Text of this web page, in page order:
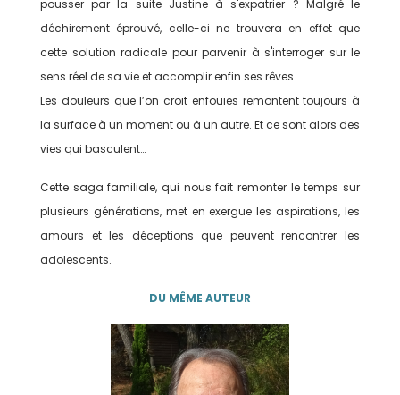
pousser par la suite Justine à s'expatrier ? Malgré le
déchirement éprouvé, celle-ci ne trouvera en effet que
cette solution radicale pour parvenir à s'interroger sur le
sens réel de sa vie et accomplir enfin ses rêves.
Les douleurs que l’on croit enfouies remontent toujours à
la surface à un moment ou à un autre. Et ce sont alors des
vies qui basculent…
Cette saga familiale, qui nous fait remonter le temps sur
plusieurs générations, met en exergue les aspirations, les
amours et les déceptions que peuvent rencontrer les
adolescents.
DU MÊME AUTEUR